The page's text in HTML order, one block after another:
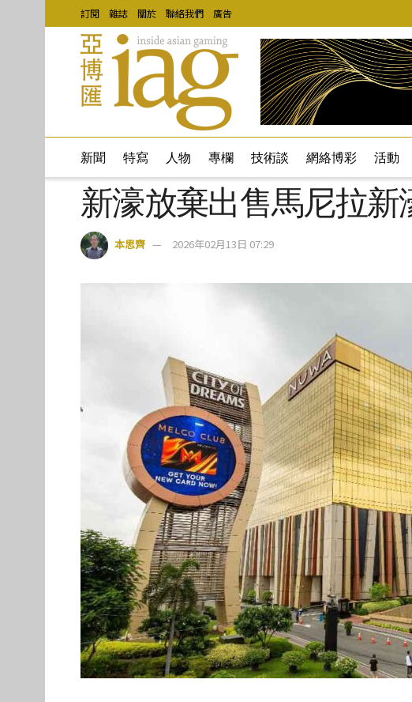
訂閱 雜誌 關於 聯絡我們 廣告
新聞 特寫 人物 專欄 技術談 網絡博彩 活動
新濠放棄出售馬尼拉新
本思齊 2026年02月13日 07:29